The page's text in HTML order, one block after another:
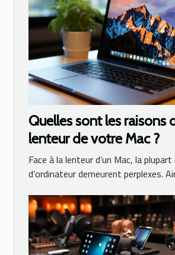
Quelles sont les raisons
lenteur de votre Mac ?
Face à la lenteur d’un Mac, la
d’ordinateur demeurent perplexes.